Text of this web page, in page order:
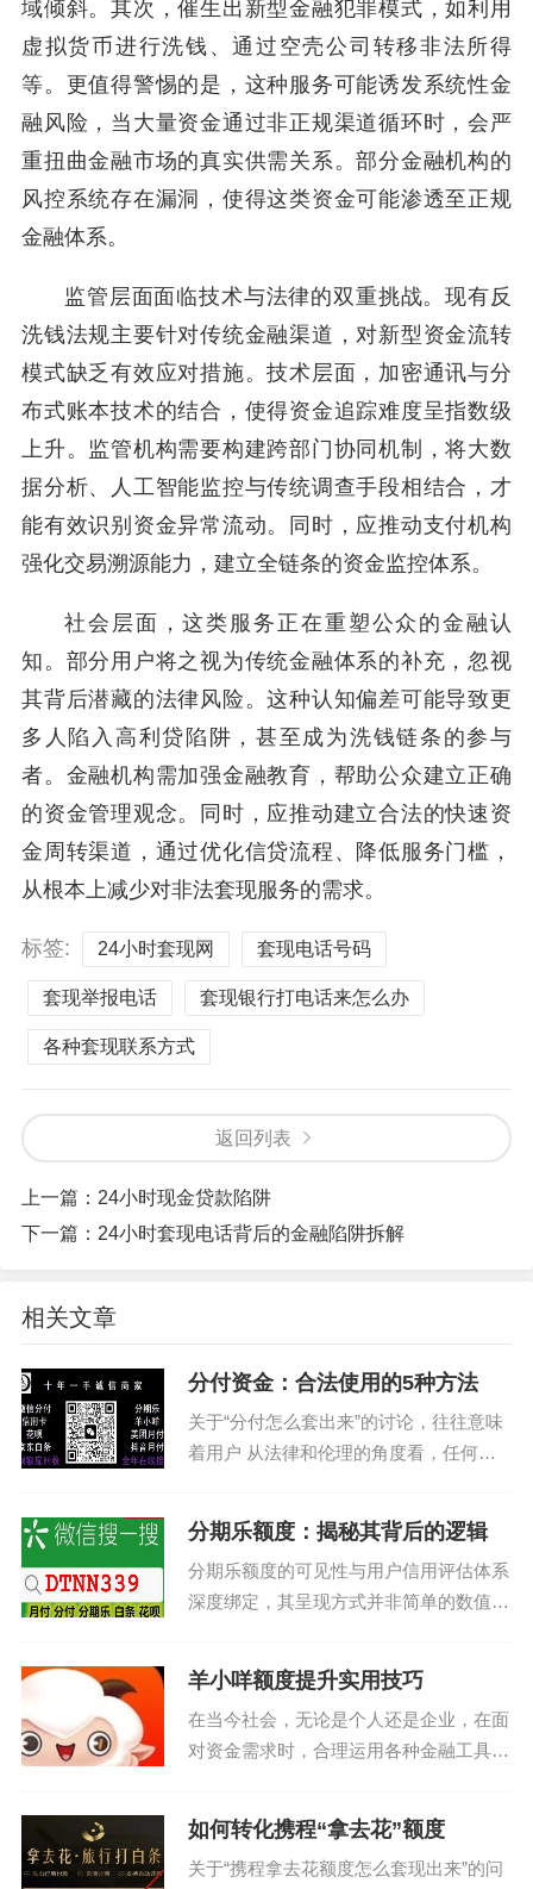
域倾斜。其次，催生出新型金融犯罪模式，如利用
虚拟货币进行洗钱、通过空壳公司转移非法所得
等。更值得警惕的是，这种服务可能诱发系统性金
融风险，当大量资金通过非正规渠道循环时，会严
重扭曲金融市场的真实供需关系。部分金融机构的
风控系统存在漏洞，使得这类资金可能渗透至正规
金融体系。
监管层面面临技术与法律的双重挑战。现有反
洗钱法规主要针对传统金融渠道，对新型资金流转
模式缺乏有效应对措施。技术层面，加密通讯与分
布式账本技术的结合，使得资金追踪难度呈指数级
上升。监管机构需要构建跨部门协同机制，将大数
据分析、人工智能监控与传统调查手段相结合，才
能有效识别资金异常流动。同时，应推动支付机构
强化交易溯源能力，建立全链条的资金监控体系。
社会层面，这类服务正在重塑公众的金融认
知。部分用户将之视为传统金融体系的补充，忽视
其背后潜藏的法律风险。这种认知偏差可能导致更
多人陷入高利贷陷阱，甚至成为洗钱链条的参与
者。金融机构需加强金融教育，帮助公众建立正确
的资金管理观念。同时，应推动建立合法的快速资
金周转渠道，通过优化信贷流程、降低服务门槛，
从根本上减少对非法套现服务的需求。
标签: 24小时套现网 套现电话号码
套现举报电话 套现银行打电话来怎么办
各种套现联系方式
返回列表
上一篇： 24小时现金贷款陷阱
下一篇： 24小时套现电话背后的金融陷阱拆解
相关文章
分付资金：合法使用的5种方法
关于“分付怎么套出来”的讨论，往往意味
着用户 从法律和伦理的角度看，任何未
当通过正规渠道了解并合理利用金融服
务，比如申请个人...
分期乐额度：揭秘其背后的逻辑
分期乐额度的可见性与用户信用评估体系
深度绑定，其呈现方式并非简单的数值展
算，最终生成的额度数值实质是多维数据
的综合体现。用户在Ap...
羊小咩额度提升实用技巧
在当今社会，无论是个人还是企业，在面
对资金需求时，合理运用各种金融工具和
键。其实，“套出额度”并非一个新概念，
而是一种灵活利用信用...
如何转化携程“拿去花”额度
关于“携程拿去花额度怎么套现出来”的问